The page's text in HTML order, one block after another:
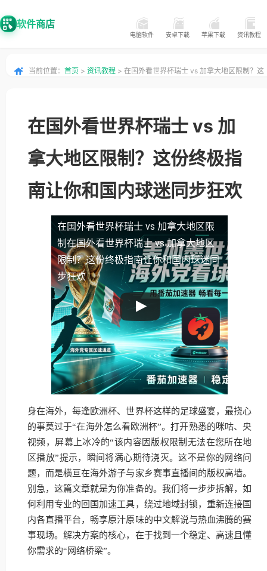
软件商店
电脑软件 安卓下载 苹果下载 资讯教程
当前位置： 首页 > 资讯教程 > 在国外看世界杯瑞士 vs 加拿大地区限制？这
在国外看世界杯瑞士 vs 加
拿大地区限制？这份终极指
南让你和国内球迷同步狂欢
在国外看世界杯瑞士 vs 加拿大地区限
制 在国外看世界杯瑞士 vs 加拿大地区
限制？这份终极指南让你和国内球迷同
步狂欢
身在海外，每逢欧洲杯、世界杯这样的足球盛宴，最挠心
的事莫过于“在海外怎么看欧洲杯”。打开熟悉的咪咕、央
视频，屏幕上冰冷的“该内容因版权限制无法在您所在地
区播放”提示，瞬间将满心期待浇灭。这不是你的网络问
题，而是横亘在海外游子与家乡赛事直播间的版权高墙。
别急，这篇文章就是为你准备的。我们将一步步拆解，如
何利用专业的回国加速工具，绕过地域封锁，重新连接国
内各直播平台，畅享原汁原味的中文解说与热血沸腾的赛
事现场。解决方案的核心，在于找到一个稳定、高速且懂
你需求的“网络桥梁”。